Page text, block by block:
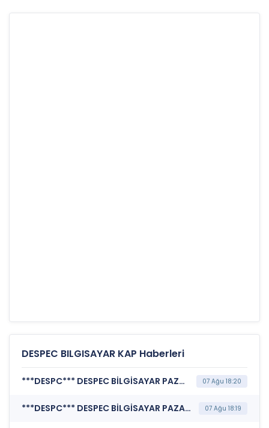
DESPEC BILGISAYAR KAP Haberleri
***DESPC*** DESPEC BİLGİSAYAR PAZARLAMA VE TİCARET A.Ş. (Katılım Finansı İlkeleri Bilgi Formu ) 07 Ağu 18:20
***DESPC*** DESPEC BİLGİSAYAR PAZARLAMA VE TİCARET A.Ş. (Sorumluluk Beyanı (Konsolide Olmayan)) 07 Ağu 18:19